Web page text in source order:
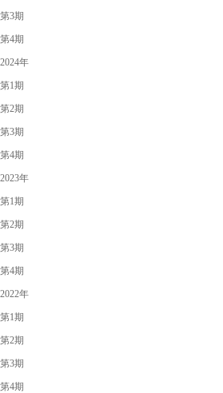
第3期
第4期
2024年
第1期
第2期
第3期
第4期
2023年
第1期
第2期
第3期
第4期
2022年
第1期
第2期
第3期
第4期